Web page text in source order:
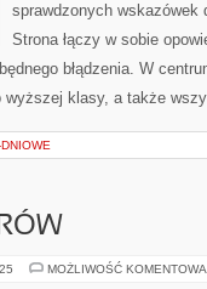
sprawdzonych
Strona łączy w sobie
błądzenia. W
wyższej klasy, a także
MOŻLIWOŚĆ